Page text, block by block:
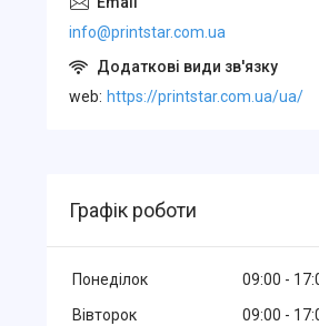
info@printstar.com.ua
web https://printstar.com.ua/ua/
Графік роботи
Понеділок 09:00
Вівторок
09:00